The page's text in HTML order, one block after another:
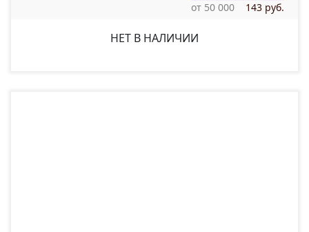
от 50 000
143 руб.
НЕТ В НАЛИЧИИ